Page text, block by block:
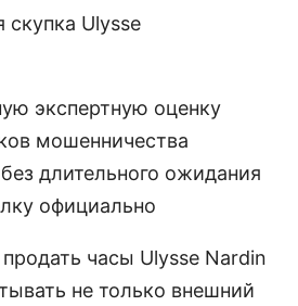
скупка Ulysse
экспертную оценку
мошенничества
длительного ожидания
официально
часы Ulysse Nardin
не только внешний